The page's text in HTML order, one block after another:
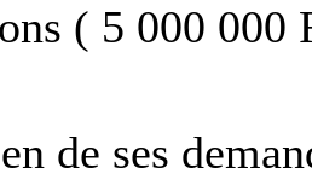
( 5 000 000
de ses